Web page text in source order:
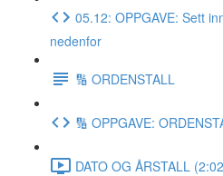
05.12: OPPGAVE: Sett
nedenfor
🔢 ORDENSTALL
🔢 OPPGAVE:
DATO OG ÅRSTALL